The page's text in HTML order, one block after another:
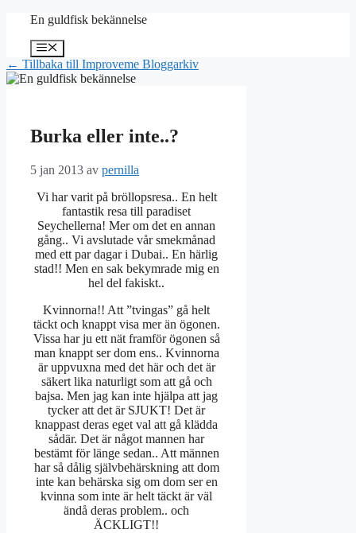
Hoppa
innehåll
En guldfisk bekännelse
Meny
← Tillbaka till Improveme Bloggarkiv
Burka eller inte..?
5 jan 2013 av pernilla
Vi har varit på bröllopsresa.. En helt
fantastik resa till paradiset
Seychellerna! Mer om det en annan
gång.. Vi avslutade vår smekmånad
med ett par dagar i Dubai.. En härlig
stad!! Men en sak bekymrade mig en
hel del fakiskt..
Kvinnorna!! Att ”tvingas” gå helt
täckt och knappt visa mer än ögonen.
Vissa har ju ett nät framför ögonen så
man knappt ser dom ens.. Kvinnorna
är uppvuxna med det här och det är
säkert lika naturligt som att gå och
bajsa. Men jag kan inte hjälpa att jag
tycker att det är SJUKT! Det är
knappast deras eget val att gå klädda
sådär. Det är något mannen har
bestämt för länge sedan.. Att männen
har så dålig självbehärskning att dom
inte kan behärska sig om dom ser en
kvinna som inte är helt täckt är väl
ändå deras problem.. och
ÄCKLIGT!!